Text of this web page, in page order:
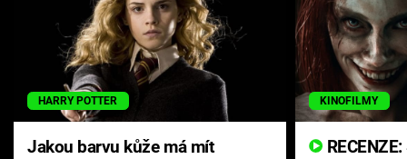
HARRY POTTER
Jakou barvu kůže má mít
KINOFILMY